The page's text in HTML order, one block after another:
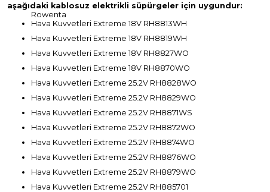
aşağıdaki kablosuz elektrikli süpürgeler için uygundur:
Rowenta
Hava Kuvvetleri Extreme 18V RH8813WH
Hava Kuvvetleri Extreme 18V RH8819WH
Hava Kuvvetleri Extreme 18V RH8827WO
Hava Kuvvetleri Extreme 18V RH8870WO
Hava Kuvvetleri Extreme 25.2V RH8828WO
Hava Kuvvetleri Extreme 25.2V RH8829WO
Hava Kuvvetleri Extreme 25.2V RH8871WS
Hava Kuvvetleri Extreme 25.2V RH8872WO
Hava Kuvvetleri Extreme 25.2V RH8874WO
Hava Kuvvetleri Extreme 25.2V RH8876WO
Hava Kuvvetleri Extreme 25.2V RH8879WO
Hava Kuvvetleri Extreme 25.2V RH885701